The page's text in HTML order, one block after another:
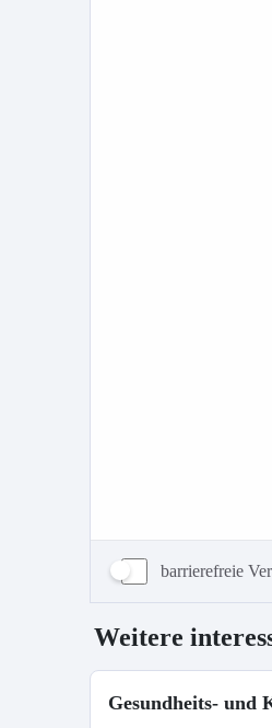
barrierefreie
Weitere
Gesundheits- und